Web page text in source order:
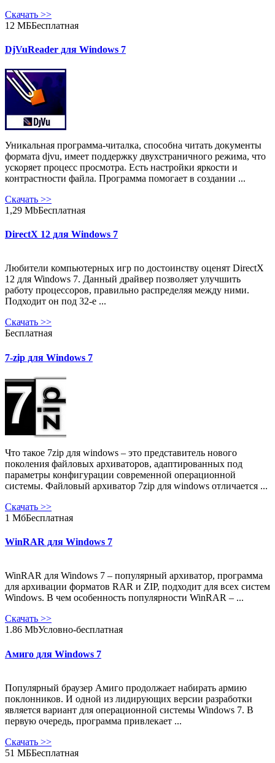
Скачать >>
12 МББесплатная
DjVuReader для Windows 7
Уникальная программа-читалка, способна читать документы
формата djvu, имеет поддержку двухстраничного режима, что
ускоряет процесс просмотра. Есть настройки яркости и
контрастности файла. Программа помогает в создании ...
Скачать >>
1,29 MbБесплатная
DirectX 12 для Windows 7
Любители компьютерных игр по достоинству оценят DirectX
12 для Windows 7. Данный драйвер позволяет улучшить
работу процессоров, правильно распределяя между ними.
Подходит он под 32-е ...
Скачать >>
Бесплатная
7-zip для Windows 7
Что такое 7zip для windows – это представитель нового
поколения файловых архиваторов, адаптированных под
параметры конфигурации современной операционной
системы. Файловый архиватор 7zip для windows отличается ...
Скачать >>
1 МбБесплатная
WinRAR для Windows 7
WinRAR для Windows 7 – популярный архиватор, программа
для архивации форматов RAR и ZIP, подходит для всех систем
Windows. В чем особенность популярности WinRAR – ...
Скачать >>
1.86 MbУсловно-бесплатная
Амиго для Windows 7
Популярный браузер Амиго продолжает набирать армию
поклонников. И одной из лидирующих версии разработки
является вариант для операционной системы Windows 7. В
первую очередь, программа привлекает ...
Скачать >>
51 МББесплатная